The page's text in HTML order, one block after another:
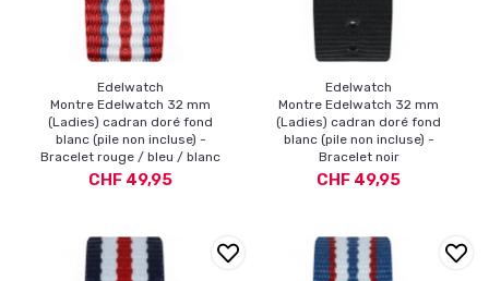
Edelwatch
Montre Edelwatch 32 mm
(Ladies) cadran doré fond
blanc (pile non incluse) -
Bracelet rouge / bleu / blanc
CHF 49,95
Edelwatch
Montre Edelwatch 32 mm
(Ladies) cadran doré fond
blanc (pile non incluse) -
Bracelet noir
CHF 49,95